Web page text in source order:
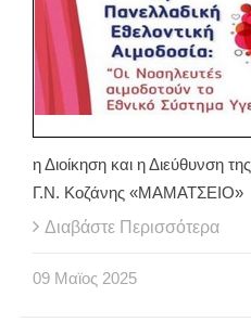
η Διοίκηση και η Διεύθυνση
Γ.Ν. Κοζάνης «ΜΑΜΑΤΣΕΙΟ»
Διαβάστε Περισσότερα
09 Μαϊος 2025